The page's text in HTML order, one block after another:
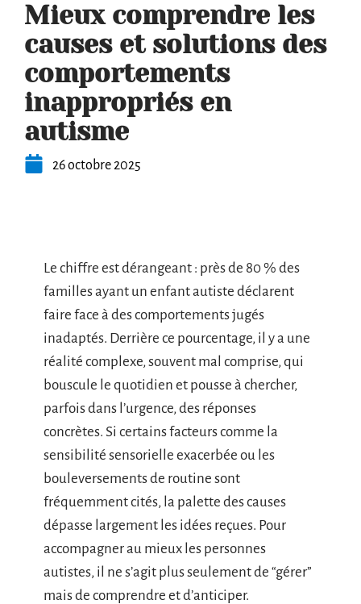
Mieux comprendre les
causes et solutions des
comportements
inappropriés en
autisme
26 octobre 2025
Le chiffre est dérangeant : près de 80 % des
familles ayant un enfant autiste déclarent
faire face à des comportements jugés
inadaptés. Derrière ce pourcentage, il y a une
réalité complexe, souvent mal comprise, qui
bouscule le quotidien et pousse à chercher,
parfois dans l’urgence, des réponses
concrètes. Si certains facteurs comme la
sensibilité sensorielle exacerbée ou les
bouleversements de routine sont
fréquemment cités, la palette des causes
dépasse largement les idées reçues. Pour
accompagner au mieux les personnes
autistes, il ne s’agit plus seulement de “gérer”
mais de comprendre et d’anticiper.